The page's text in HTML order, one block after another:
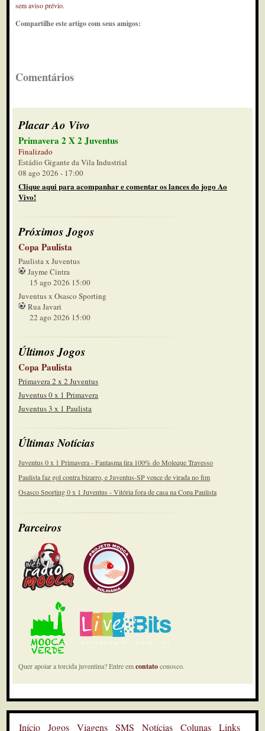
sem aviso prévio.
Compartilhe este artigo com seus amigos:
Comentários
Placar Ao Vivo
Primavera 2 X 2 Juventus
Finalizado
Estádio Gigante da Vila Industrial
08 ago 2026 - 17:00
Clique aqui para acompanhar e comentar os lances do jogo Ao
Vivo!
Próximos Jogos
Copa Paulista
Paulista x Juventus
Jayme Cintra
15 ago 2026 15:00
Juventus x Osasco Sporting
Rua Javari
22 ago 2026 15:00
Últimos Jogos
Copa Paulista
Primavera 2 x 2 Juventus
Juventus 0 x 1 Primavera
Juventus 3 x 1 Paulista
Últimas Notícias
Juventus 0 x 1 Primavera - Fantasma tira 100% do Moleque Travesso
Paulista faz gol contra bizarro, e Juventus-SP vence de virada no fim
Osasco Sporting 0 x 1 Juventus - Vitória fora de casa na Copa Paulista
Parceiros
Quer apoiar a torcida juventina? Entre emcontatoconosco.
Início Jogos Viagens SMS Notícias Colunas Links